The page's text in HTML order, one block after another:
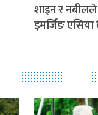
शाइन र
इमर्जिङ